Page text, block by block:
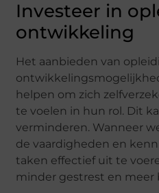
Investeer in
ontwikkeling
Het aanbieden van
helpen om zich
te voelen in hun rol. Dit
verminderen. Wanneer
de vaardigheden en
taken effectief uit te
minder gestrest en